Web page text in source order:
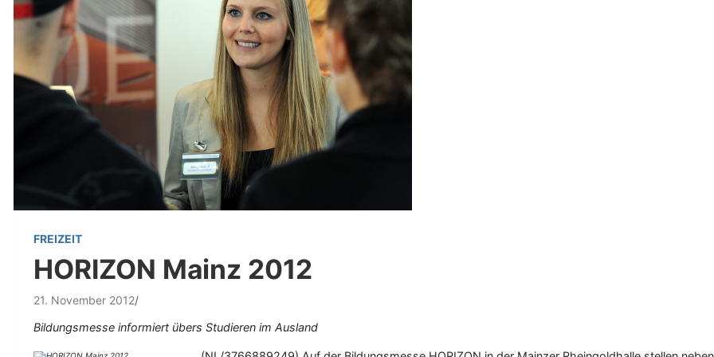
FREIZEIT
HORIZON Mainz 2012
21. November 2012
Bildungsmesse informiert übers Studieren im Ausland